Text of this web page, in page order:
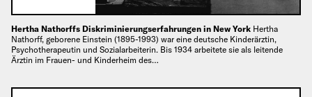
Hertha Nathorffs Diskriminierungserfahrungen in New York Hertha
Nathorff, geborene Einstein (1895-1993) war eine deutsche Kinderärztin,
Psychotherapeutin und Sozialarbeiterin. Bis 1934 arbeitete sie als leitende
Ärztin im Frauen- und Kinderheim des…